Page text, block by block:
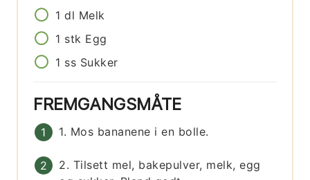
1 dl Melk
1 stk Egg
1 ss Sukker
FREMGANGSMÅTE
1. Mos bananene i en bolle.
2. Tilsett mel, bakepulver, melk, egg